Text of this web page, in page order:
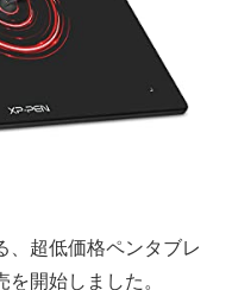
、超低価格ペンタブレ
開始しました。